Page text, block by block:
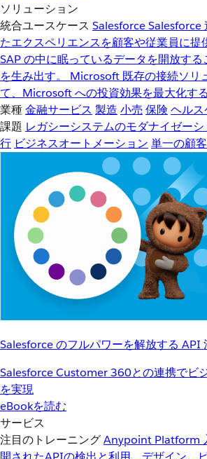
ソリューション
統合ユースケース SalesforceSalesforce
たエクスペリエンスを顧客や従業員に提
SAP の中に眠っているデータを開放す
を生み出す。
Microsoft 既存の接続ソリ
て、Microsoft への投資効果を最大化する
業種金融サービス 製造 小売 保険 ヘルス
課題 レガシーシステムのモダナイゼーシ
行 ビジネスオートメーション 単一の顧
Salesforce のフルパワーを解放する API
Salesforce Customer 360との連携でビ
を実現
eBookを読む
サービス
注目のトレーニングAnypoint Platform